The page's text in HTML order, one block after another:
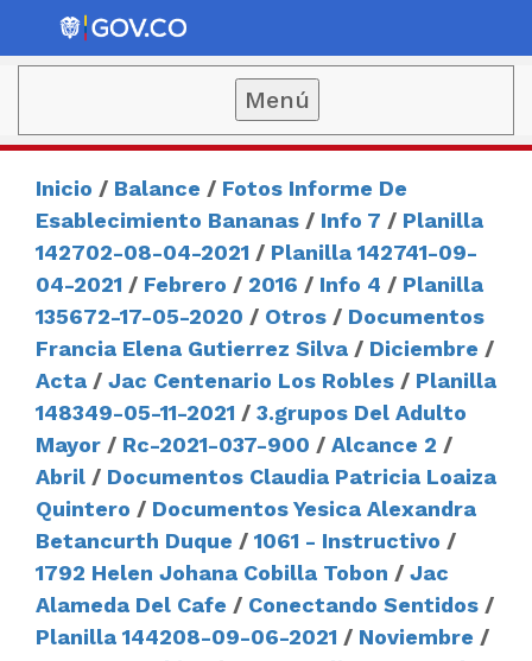
Menú
Inicio / Balance / Fotos Informe De
Esablecimiento Bananas / Info 7 / Planilla
142702-08-04-2021 / Planilla 142741-09-
04-2021 / Febrero / 2016 / Info 4 / Planilla
135672-17-05-2020 / Otros / Documentos
Francia Elena Gutierrez Silva / Diciembre /
Acta / Jac Centenario Los Robles / Planilla
148349-05-11-2021 / 3.grupos Del Adulto
Mayor / Rc-2021-037-900 / Alcance 2 /
Abril / Documentos Claudia Patricia Loaiza
Quintero / Documentos Yesica Alexandra
Betancurth Duque / 1061 - Instructivo /
1792 Helen Johana Cobilla Tobon / Jac
Alameda Del Cafe / Conectando Sentidos /
Planilla 144208-09-06-2021 / Noviembre /